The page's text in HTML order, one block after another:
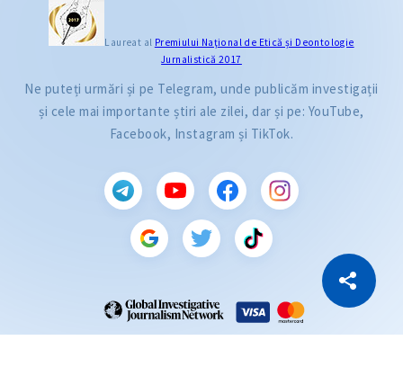
Copiază Link
Laureat al Premiului Naţional de Etică și Deontologie
Jurnalistică 2017
Ne puteți urmări și pe Telegram, unde publicăm investigații
și cele mai importante știri ale zilei, dar și pe: YouTube,
Facebook, Instagram și TikTok.